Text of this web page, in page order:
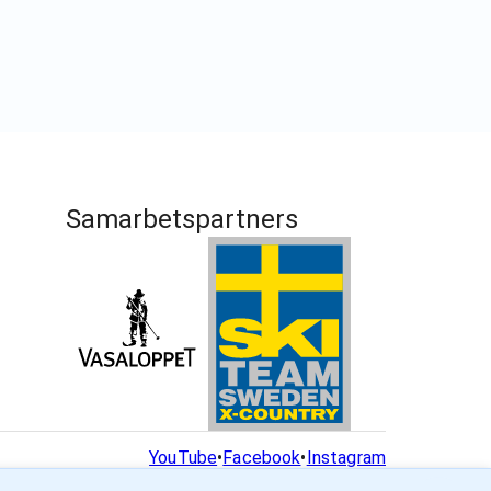
Samarbetspartners
YouTube•Facebook•Instagram